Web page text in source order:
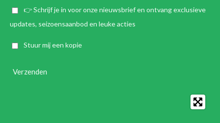
👉 Schrijf je in voor onze nieuwsbrief en ontvang exclusieve
updates, seizoensaanbod en leuke acties
Stuur mij een kopie
Verzenden